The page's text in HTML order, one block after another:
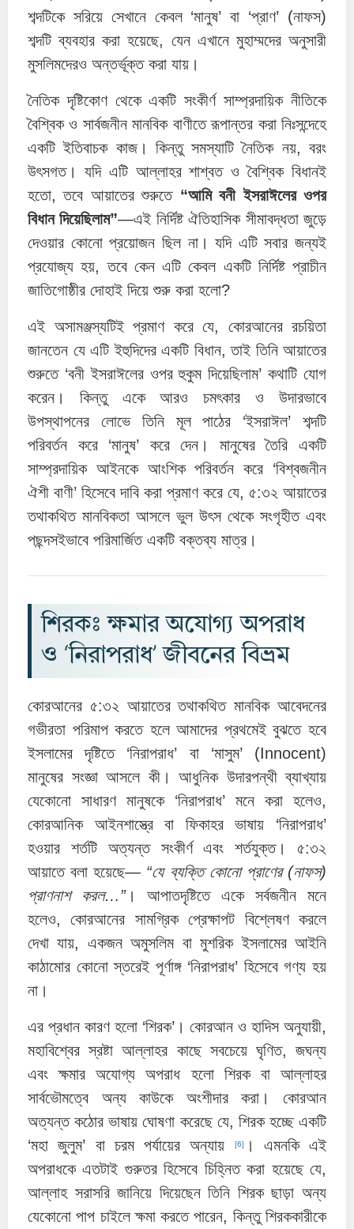
শব্দটিকে সরিয়ে সেখানে কেবল ‘মানুষ’ বা ‘প্রাণ’ (নাফস)
শব্দটি ব্যবহার করা হয়েছে, যেন এখানে মুহাম্মদের অনুসারী
মুসলিমদেরও অন্তর্ভূক্ত করা যায়।
নৈতিক দৃষ্টিকোণ থেকে একটি সংকীর্ণ সাম্প্রদায়িক নীতিকে
বৈশ্বিক ও সার্বজনীন মানবিক বাণীতে রূপান্তর করা নিঃসন্দেহে
একটি ইতিবাচক কাজ। কিন্তু সমস্যাটি নৈতিক নয়, বরং
উৎসগত। যদি এটি আল্লাহর শাশ্বত ও বৈশ্বিক বিধানই
হতো, তবে আয়াতের শুরুতে “আমি বনী ইসরাঈলের ওপর
বিধান দিয়েছিলাম”—এই নির্দিষ্ট ঐতিহাসিক সীমাবদ্ধতা জুড়ে
দেওয়ার কোনো প্রয়োজন ছিল না। যদি এটি সবার জন্যই
প্রযোজ্য হয়, তবে কেন এটি কেবল একটি নির্দিষ্ট প্রাচীন
জাতিগোষ্ঠীর দোহাই দিয়ে শুরু করা হলো?
এই অসামঞ্জস্যটিই প্রমাণ করে যে, কোরআনের রচয়িতা
জানতেন যে এটি ইহুদিদের একটি বিধান, তাই তিনি আয়াতের
শুরুতে ‘বনী ইসরাঈলের ওপর হুকুম দিয়েছিলাম’ কথাটি যোগ
করেন। কিন্তু একে আরও চমৎকার ও উদারভাবে
উপস্থাপনের লোভে তিনি মূল পাঠের ‘ইসরাঈল’ শব্দটি
পরিবর্তন করে ‘মানুষ’ করে দেন। মানুষের তৈরি একটি
সাম্প্রদায়িক আইনকে আংশিক পরিবর্তন করে ‘বিশ্বজনীন
ঐশী বাণী’ হিসেবে দাবি করা প্রমাণ করে যে, ৫:৩২ আয়াতের
তথাকথিত মানবিকতা আসলে ভুল উৎস থেকে সংগৃহীত এবং
পছন্দসইভাবে পরিমার্জিত একটি বক্তব্য মাত্র।
শিরকঃ ক্ষমার অযোগ্য অপরাধ
ও ‘নিরাপরাধ’ জীবনের বিভ্রম
কোরআনের ৫:৩২ আয়াতের তথাকথিত মানবিক আবেদনের
গভীরতা পরিমাপ করতে হলে আমাদের প্রথমেই বুঝতে হবে
ইসলামের দৃষ্টিতে ‘নিরাপরাধ’ বা ‘মাসুম’ (Innocent)
মানুষের সংজ্ঞা আসলে কী। আধুনিক উদারপন্থী ব্যাখ্যায়
যেকোনো সাধারণ মানুষকে ‘নিরাপরাধ’ মনে করা হলেও,
কোরআনিক আইনশাস্ত্রে বা ফিকাহর ভাষায় ‘নিরাপরাধ’
হওয়ার শর্তটি অত্যন্ত সংকীর্ণ এবং শর্তযুক্ত। ৫:৩২
আয়াতে বলা হয়েছে— “যে ব্যক্তি কোনো প্রাণের (নাফস)
প্রাণনাশ করল…”। আপাতদৃষ্টিতে একে সর্বজনীন মনে
হলেও, কোরআনের সামগ্রিক প্রেক্ষাপট বিশ্লেষণ করলে
দেখা যায়, একজন অমুসলিম বা মুশরিক ইসলামের আইনি
কাঠামোর কোনো স্তরেই পূর্ণাঙ্গ ‘নিরাপরাধ’ হিসেবে গণ্য হয়
না।
এর প্রধান কারণ হলো ‘শিরক’। কোরআন ও হাদিস অনুযায়ী,
মহাবিশ্বের স্রষ্টা আল্লাহর কাছে সবচেয়ে ঘৃণিত, জঘন্য
এবং ক্ষমার অযোগ্য অপরাধ হলো শিরক বা আল্লাহর
সার্বভৌমত্বে অন্য কাউকে অংশীদার করা। কোরআন
অত্যন্ত কঠোর ভাষায় ঘোষণা করেছে যে, শিরক হচ্ছে একটি
‘মহা জুলুম’ বা চরম পর্যায়ের অন্যায়
[6]
। এমনকি এই
অপরাধকে এতটাই গুরুতর হিসেবে চিহ্নিত করা হয়েছে যে,
আল্লাহ সরাসরি জানিয়ে দিয়েছেন তিনি শিরক ছাড়া অন্য
যেকোনো পাপ চাইলে ক্ষমা করতে পারেন, কিন্তু শিরককারীকে